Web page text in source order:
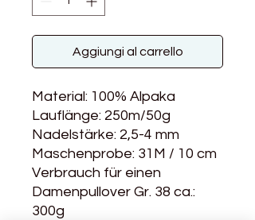
Aggiungi al carrello
Material: 100% Alpaka
Lauflänge: 250m/50g
Nadelstärke: 2,5-4 mm
Maschenprobe: 31M / 10 cm
Verbrauch für einen
Damenpullover Gr. 38 ca.:
300g